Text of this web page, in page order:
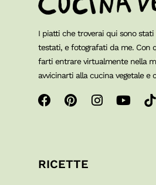
I piatti che troverai qui sono
testati, e fotografati da me. Con
farti entrare virtualmente nella
avvicinarti alla cucina vegetale e
RICETTE